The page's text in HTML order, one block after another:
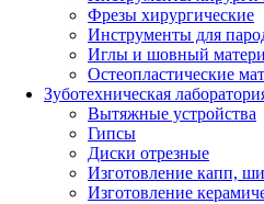
Фрезы хирургические
Инструменты для
Иглы и шовный
Остеопластические
Зуботехническая
Вытяжные устройства
Гипсы
Диски отрезные
Изготовление капп,
Изготовление